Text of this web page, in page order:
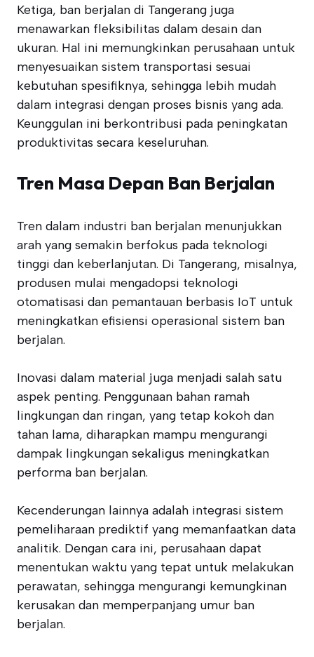
Ketiga, ban berjalan di Tangerang juga
menawarkan fleksibilitas dalam desain dan
ukuran. Hal ini memungkinkan perusahaan untuk
menyesuaikan sistem transportasi sesuai
kebutuhan spesifiknya, sehingga lebih mudah
dalam integrasi dengan proses bisnis yang ada.
Keunggulan ini berkontribusi pada peningkatan
produktivitas secara keseluruhan.
Tren Masa Depan Ban Berjalan
Tren dalam industri ban berjalan menunjukkan
arah yang semakin berfokus pada teknologi
tinggi dan keberlanjutan. Di Tangerang, misalnya,
produsen mulai mengadopsi teknologi
otomatisasi dan pemantauan berbasis IoT untuk
meningkatkan efisiensi operasional sistem ban
berjalan.
Inovasi dalam material juga menjadi salah satu
aspek penting. Penggunaan bahan ramah
lingkungan dan ringan, yang tetap kokoh dan
tahan lama, diharapkan mampu mengurangi
dampak lingkungan sekaligus meningkatkan
performa ban berjalan.
Kecenderungan lainnya adalah integrasi sistem
pemeliharaan prediktif yang memanfaatkan data
analitik. Dengan cara ini, perusahaan dapat
menentukan waktu yang tepat untuk melakukan
perawatan, sehingga mengurangi kemungkinan
kerusakan dan memperpanjang umur ban
berjalan.